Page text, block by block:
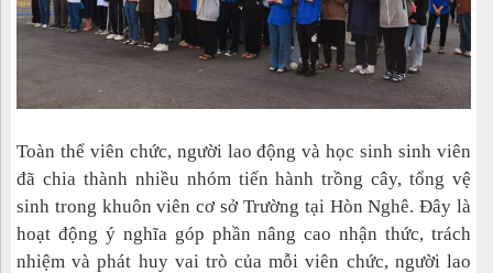
Toàn thể viên chức, người lao động và học sinh sinh viên
đã chia thành nhiều nhóm tiến hành trồng cây, tổng vệ
sinh trong khuôn viên cơ sở Trường tại Hòn Nghê. Đây là
hoạt động ý nghĩa góp phần nâng cao nhận thức, trách
nhiệm và phát huy vai trò của mỗi viên chức, người lao